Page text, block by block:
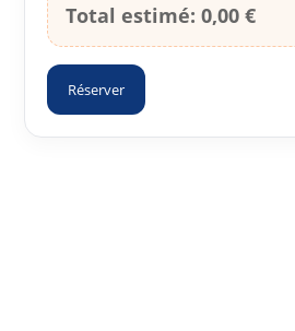
Total estimé: 0,00 €
Réserver